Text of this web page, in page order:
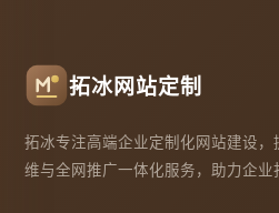
拓冰网站定制
拓冰专注高端企业定制化网站建设
维与全网推广一体化服务，助力企业